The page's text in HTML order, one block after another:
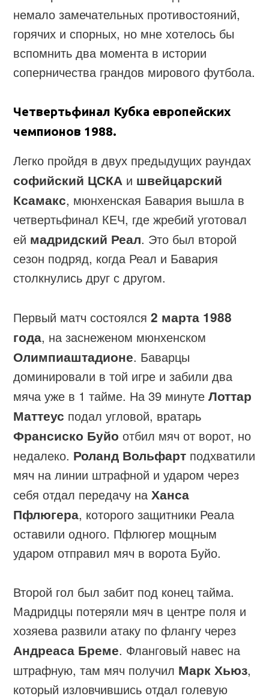
немало замечательных противостояний,
горячих и спорных, но мне хотелось бы
вспомнить два момента в истории
соперничества грандов мирового футбола.
Четвертьфинал Кубка европейских
чемпионов 1988.
Легко пройдя в двух предыдущих раундах
софийский ЦСКА и швейцарский
Ксамакс, мюнхенская Бавария вышла в
четвертьфинал КЕЧ, где жребий уготовал
ей мадридский Реал. Это был второй
сезон подряд, когда Реал и Бавария
столкнулись друг с другом.
Первый матч состоялся2 марта 1988
года, на заснеженом мюнхенском
Олимпиаштадионе. Баварцы
доминировали в той игре и забили два
мяча уже в 1 тайме. На 39 минутеЛоттар
Маттеус подал угловой, вратарь
Франсиско Буйо отбил мяч от ворот, но
недалеко. Роланд Вольфарт подхватили
мяч на линии штрафной и ударом через
себя отдал передачу наХанса
Пфлюгера, которого защитники Реала
оставили одного. Пфлюгер мощным
ударом отправил мяч в ворота Буйо.
Второй гол был забит под конец тайма.
Мадридцы потеряли мяч в центре поля и
хозяева развили атаку по флангу через
Андреаса Бреме. Фланговый навес на
штрафную, там мяч получил Марк Хьюз,
который изловчившись отдал голевую